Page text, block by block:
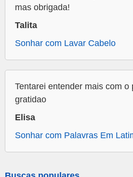
mas obrigada!
Talita
Sonhar com Lavar Cabelo
Tentarei entender mais com o
gratidao
Elisa
Sonhar com Palavras Em